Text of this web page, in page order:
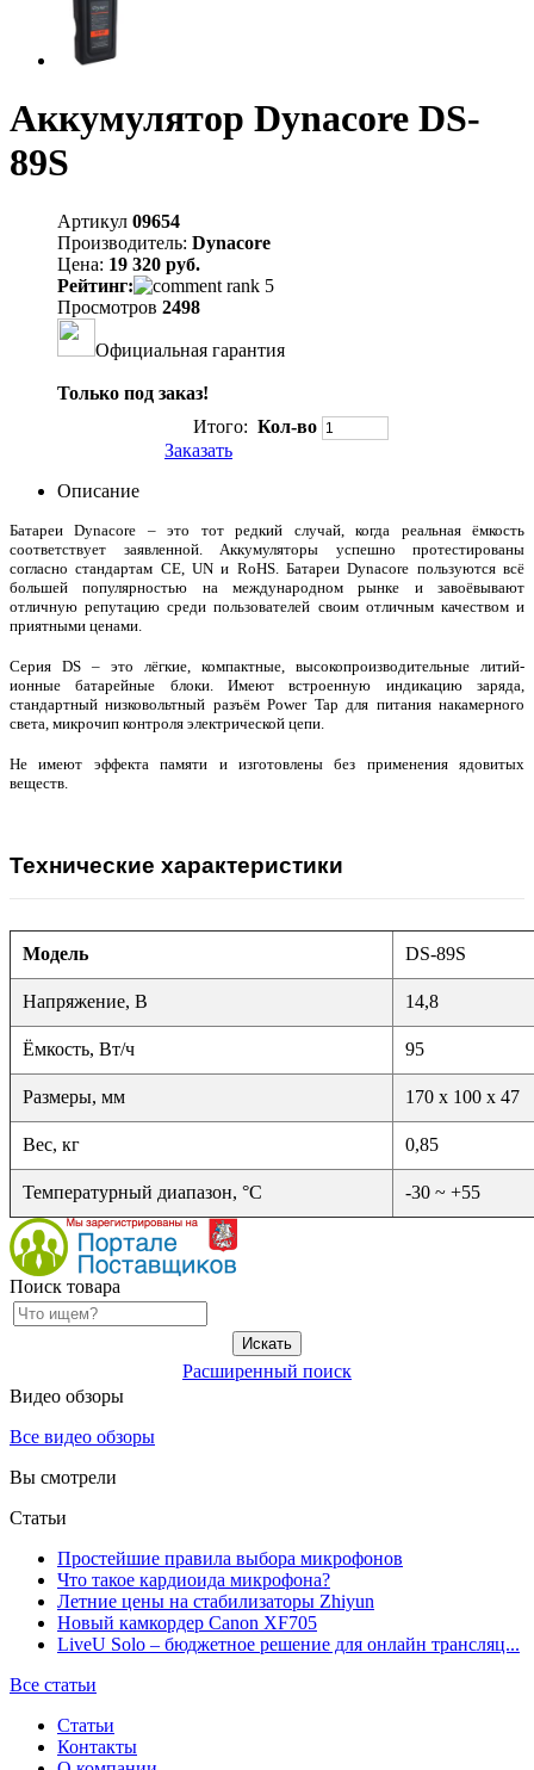
Аккумулятор Dynacore DS-
89S
Артикул 09654
Производитель: Dynacore
Цена: 19 320 руб.
Рейтинг:
Просмотров 2498
Официальная гарантия
Только под заказ!
Итого: Кол-во
Заказать
Описание
Батареи Dynacore – это тот редкий случай, когда реальная ёмкость
соответствует заявленной. Аккумуляторы успешно протестированы
согласно стандартам CE, UN и RoHS. Батареи Dynacore пользуются всё
большей популярностью на международном рынке и завоёвывают
отличную репутацию среди пользователей своим отличным качеством и
приятными ценами.
Серия DS – это лёгкие, компактные, высокопроизводительные литий-
ионные батарейные блоки. Имеют встроенную индикацию заряда,
стандартный низковольтный разъём Power Tap для питания накамерного
света, микрочип контроля электрической цепи.
Не имеют эффекта памяти и изготовлены без применения ядовитых
веществ.
Технические характеристики
Модель DS-89S
Напряжение, В 14,8
Ёмкость, Вт/ч 95
Размеры, мм 170 х 100 х 47
Вес, кг 0,85
Температурный диапазон, °С -30 ~ +55
Поиск товара
Расширенный поиск
Видео обзоры
Все видео обзоры
Вы смотрели
Статьи
Простейшие правила выбора микрофонов
Что такое кардиоида микрофона?
Летние цены на стабилизаторы Zhiyun
Новый камкордер Canon XF705
LiveU Solo – бюджетное решение для онлайн трансляц...
Все статьи
Статьи
Контакты